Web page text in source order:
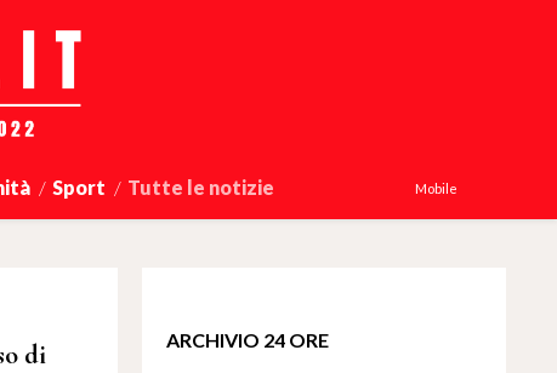
Sport Tutte le notizie Mobile
di
ARCHIVIO 24 ORE